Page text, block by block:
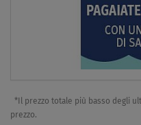
*Il prezzo totale più basso degli
prezzo.